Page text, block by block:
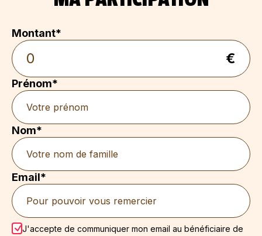
Montant*
€
Prénom*
Nom*
Email*
J'accepte de communiquer mon email au bénéficiaire de